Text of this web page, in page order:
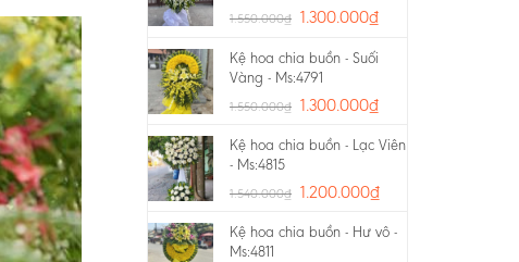
1.550.000₫ 1.300.000₫
Kệ hoa chia buồn - Suối
Vàng - Ms:4791
1.550.000₫ 1.300.000₫
Kệ hoa chia buồn - Lạc Viên
- Ms:4815
1.540.000₫ 1.200.000₫
Kệ hoa chia buồn - Hư vô -
Ms:4811